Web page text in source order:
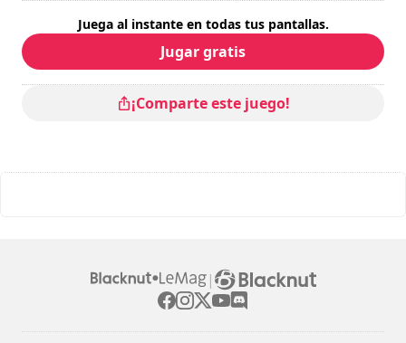
Juega al instante en todas tus pantallas.
Jugar gratis
¡Comparte este juego!
|